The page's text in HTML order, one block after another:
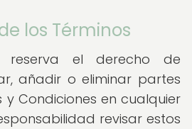
los Términos
reserva el derecho de
añadir o eliminar partes
y Condiciones en cualquier
revisar estos